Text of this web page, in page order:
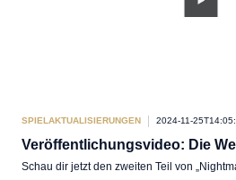
SPIELAKTUALISIERUNGEN 2024-11-
Veröffentlichungsvideo: Die
Schau dir jetzt den zweiten Teil von